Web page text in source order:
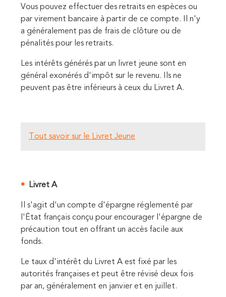
Vous pouvez effectuer des retraits en espèces ou
par virement bancaire à partir de ce compte. Il n'y
a généralement pas de frais de clôture ou de
pénalités pour les retraits.
Les intérêts générés par un livret jeune sont en
général exonérés d'impôt sur le revenu. Ils ne
peuvent pas être inférieurs à ceux du Livret A.
Tout savoir sur le Livret Jeune
Livret A
Il s'agit d'un compte d'épargne réglementé par
l'État français conçu pour encourager l'épargne de
précaution tout en offrant un accès facile aux
fonds.
Le taux d'intérêt du Livret A est fixé par les
autorités françaises et peut être révisé deux fois
par an, généralement en janvier et en juillet.